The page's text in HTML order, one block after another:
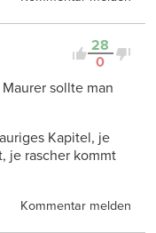
28
0
sollte man
Kapitel, je
je rascher kommt
Kommentar melden